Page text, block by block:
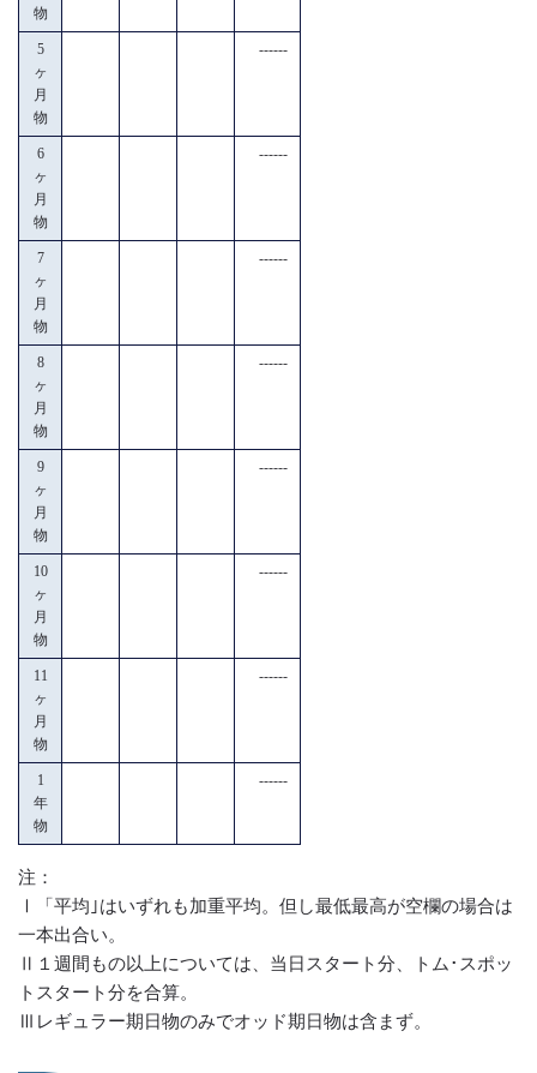
物
5
ヶ
月
物
------
6
ヶ
月
物
------
7
ヶ
月
物
------
8
ヶ
月
物
------
9
ヶ
月
物
------
10
ヶ
月
物
------
11
ヶ
月
物
------
1
年
物
------
注：
Ⅰ「平均｣はいずれも加重平均。但し最低最高が空欄の場合は
一本出合い。
Ⅱ１週間もの以上については、当日スタート分、トム･スポッ
トスタート分を合算。
Ⅲレギュラー期日物のみでオッド期日物は含まず。